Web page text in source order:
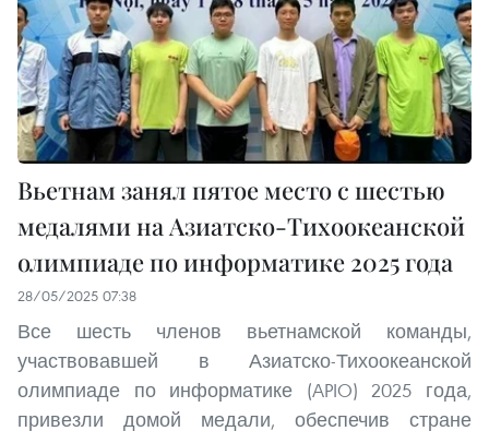
Вьетнам занял пятое место с шестью
медалями на Азиатско-Тихоокеанской
олимпиаде по информатике 2025 года
28/05/2025 07:38
Все шесть членов вьетнамской команды,
участвовавшей в Азиатско-Тихоокеанской
олимпиаде по информатике (APIO) 2025 года,
привезли домой медали, обеспечив стране